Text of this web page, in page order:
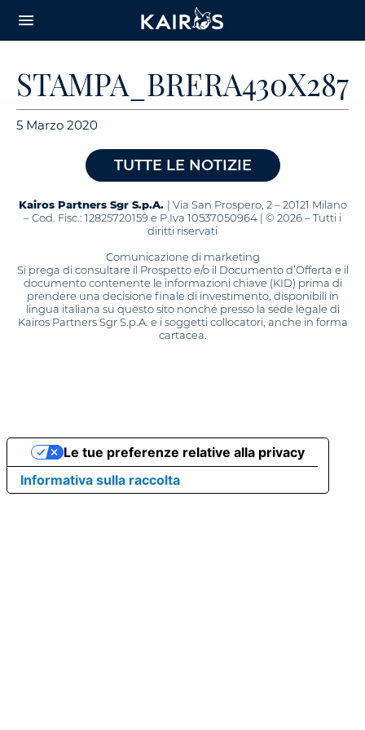
CONTENT
menu
5 Marzo 2020
TUTTE LE NOTIZIE
Kairos Partners Sgr S.p.A. | Via San Prospero, 2 – 20121 Milano
– Cod. Fisc.: 12825720159 e P.Iva 10537050964 | © 2026 – Tutti i
diritti riservati
Comunicazione di marketing
Si prega di consultare il Prospetto e/o il Documento d’Offerta e il
documento contenente le informazioni chiave (KID) prima di
prendere una decisione finale di investimento, disponibili in
lingua italiana su questo sito nonché presso la sede legale di
Kairos Partners Sgr S.p.A. e i soggetti collocatori, anche in forma
cartacea.
Informativa sulla raccolta
Le tue preferenze relative alla privacy